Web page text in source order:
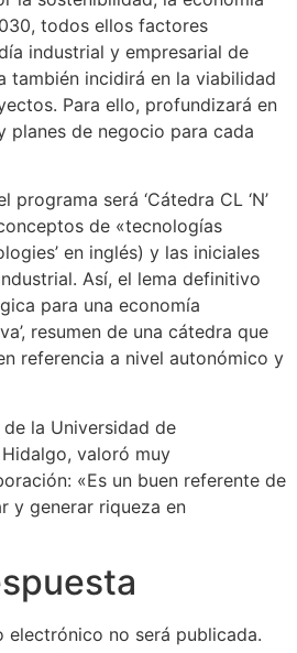
todos ellos factores
industrial y empresarial de
también incidirá en la viabilidad
Para ello, profundizará en
planes de negocio para cada
será ‘Cátedra CL ‘N’
de «tecnologías
en inglés) y las iniciales
Así, el lema definitivo
para una economía
resumen de una cátedra que
referencia a nivel autonómico y
la Universidad de
valoró muy
«Es un buen referente de
y generar riqueza en
electrónico no será publicada.